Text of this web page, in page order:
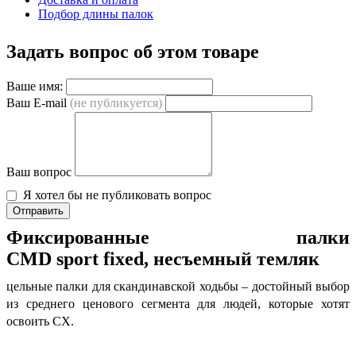
Подбор длины палок
Задать вопрос об этом товаре
Ваше имя:
Ваш E-mail (не публикуется)
Ваш вопрос
Я хотел бы не публиковать вопрос
Отправить
Фиксированные палки
CMD sport fixed, несъемный темляк
цельные палки для скандинавской ходьбы – достойный выбор
из среднего ценового сегмента для людей, которые хотят
освоить СХ.